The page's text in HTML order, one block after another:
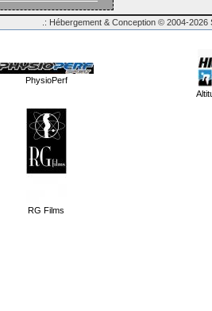
.: Hébergement & Conception © 2004-
PhysioPerf
RG Films